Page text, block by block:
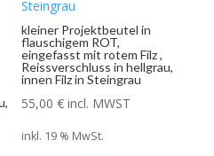
kleiner Projektbeutel in
flauschigem ROT,
eingefasst mit rotem Filz ,
Reissverschluss in hellgrau,
innen Filz in Steingrau
55,00€ incl. MWST
inkl. 19 % MwSt.